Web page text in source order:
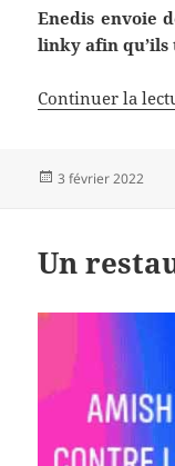
Enedis envoie
linky afin
Continuer la
Publié
3 février 2022
Un